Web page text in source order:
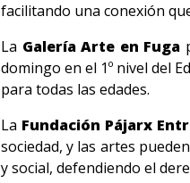
facilitando una conexión
La Galería Arte en Fuga
domingo en el 1º nivel del
para todas las edades.
La Fundación Pájarx
sociedad, y las artes
y social, defendiendo el